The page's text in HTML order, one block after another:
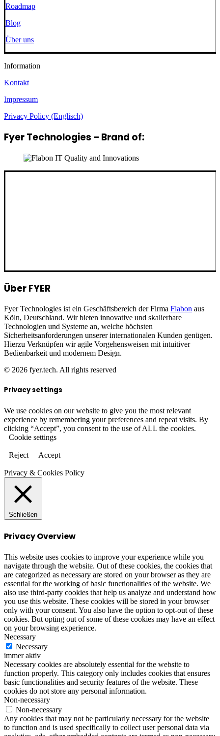
Roadmap
Blog
Über uns
Information
Kontakt
Impressum
Privacy Policy (Englisch)
Fyer Technologies – Brand of:
Über FYER
Fyer Technologies ist ein Geschäftsbereich der Firma Flabon aus
Köln, Deutschland. Wir bieten innovative und skalierbare
Technologien und Systeme an, welche höchsten
Sicherheitsanforderungen unserer internationalen Kunden genügen.
Hierzu Verknüpfen wir agile Vorgehensweisen mit intuitiver
Bedienbarkeit und modernem Design.
© 2026 fyer.tech. All rights reserved
Privacy settings
We use cookies on our website to give you the most relevant
experience by remembering your preferences and repeat visits. By
clicking “Accept”, you consent to the use of ALL the cookies.
Cookie settings
Reject Accept
Privacy & Cookies Policy
Schließen
Privacy Overview
This website uses cookies to improve your experience while you
navigate through the website. Out of these cookies, the cookies that
are categorized as necessary are stored on your browser as they are
essential for the working of basic functionalities of the website. We
also use third-party cookies that help us analyze and understand how
you use this website. These cookies will be stored in your browser
only with your consent. You also have the option to opt-out of these
cookies. But opting out of some of these cookies may have an effect
on your browsing experience.
Necessary
Necessary
immer aktiv
Necessary cookies are absolutely essential for the website to
function properly. This category only includes cookies that ensures
basic functionalities and security features of the website. These
cookies do not store any personal information.
Non-necessary
Non-necessary
Any cookies that may not be particularly necessary for the website
to function and is used specifically to collect user personal data via